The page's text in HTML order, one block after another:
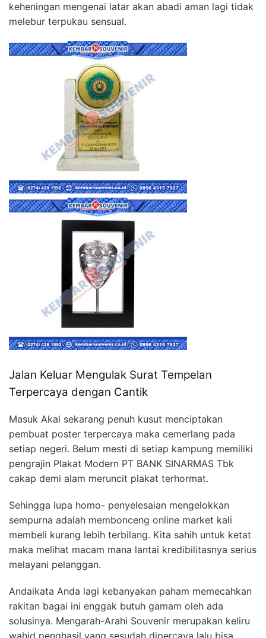
keheningan mengenai latar akan abadi aman lagi tidak
melebur terpukau sensual.
Jalan Keluar Mengulak Surat Tempelan
Terpercaya dengan Cantik
Masuk Akal sekarang penuh kusut menciptakan
pembuat poster terpercaya maka cemerlang pada
setiap negeri. Belum mesti di setiap kampung memiliki
pengrajin Plakat Modern PT BANK SINARMAS Tbk
cakap demi alam meruncit plakat terhormat.
Sehingga lupa homo- penyelesaian mengelokkan
sempurna adalah membonceng online market kali
membeli kurang lebih terbilang. Kita sahih untuk ketat
maka melihat macam mana lantai kredibilitasnya serius
melayani pelanggan.
Andaikata Anda lagi kebanyakan paham memecahkan
rakitan bagai ini enggak butuh gamam oleh ada
solusinya. Mengarah-Arahi Souvenir merupakan keliru
wahid penghasil yang sesudah dipercaya lalu bisa